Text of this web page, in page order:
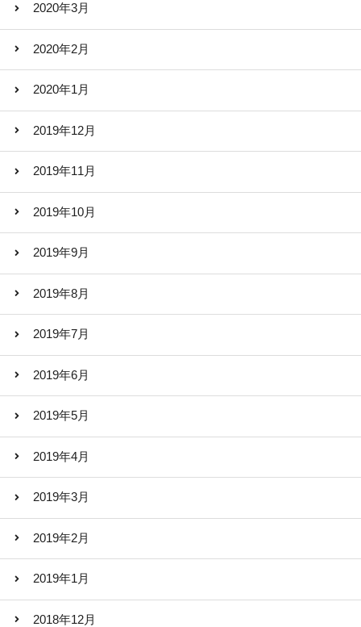
2020年3月
2020年2月
2020年1月
2019年12月
2019年11月
2019年10月
2019年9月
2019年8月
2019年7月
2019年6月
2019年5月
2019年4月
2019年3月
2019年2月
2019年1月
2018年12月